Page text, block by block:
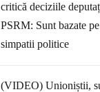
critică deciziile
PSRM: Sunt bazate
simpatii politice
(VIDEO) Unioniștii,